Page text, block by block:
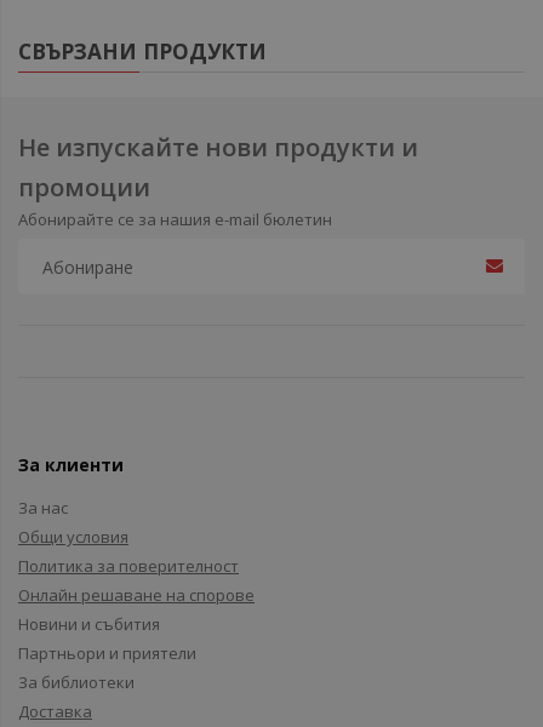
СВЪРЗАНИ ПРОДУКТИ
Не изпускайте нови продукти и
промоции
Абонирайте се за нашия e-mail бюлетин
За клиенти
За нас
Общи условия
Политика за поверителност
Онлайн решаване на спорове
Новини и събития
Партньори и приятели
За библиотеки
Доставка